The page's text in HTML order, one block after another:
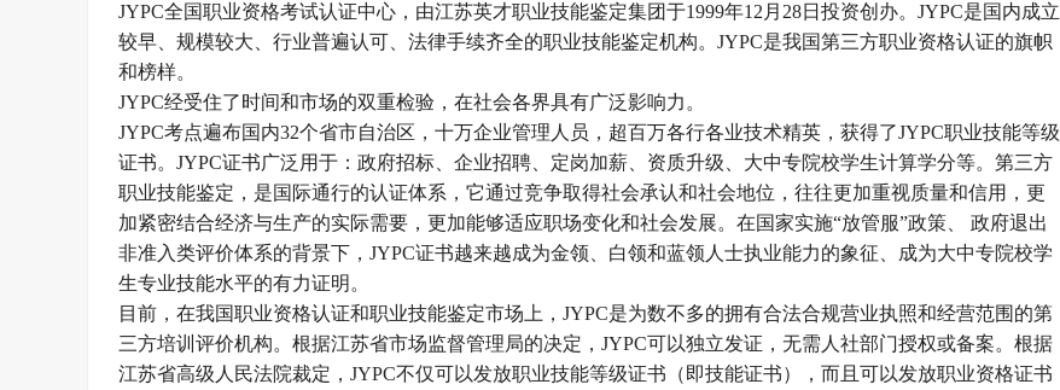
JYPC全国职业资格考试认证中心，由江苏英才职业技能鉴定集团于1999年12 月 28日投资创办。 JYPC是国内成立
较早、规模较大、行业普遍认可、法律手续齐全的职业技能鉴定机构。 JYPC是我国第三方职业资格认证的旗帜
和榜样。
JYPC经受住了时间和市场的双重检验，在社会各界具有广泛影响力。
JYPC考点遍布国内32个省市自治区，十万企业管理人员，超百万各行各业技术精英，获得了JYPC职业技能等级
证书。 JYPC证书广泛用于：政府招标、企业招聘、定岗加薪、资质升级、大中专院校学生计算学分等。第三方
职业技能鉴定，是国际通行的认证体系，它通过竞争取得社会承认和社会地位，往往更加重视质量和信用，更
加紧密结合经济与生产的实际需要，更加能够适应职场变化和社会发展。在国家实施“放管服”政策、 政府退出
非准入类评价体系的背景下， JYPC证书越来越成为金领、白领和蓝领人士执业能力的象征、成为大中专院校学
生专业技能水平的有力证明。
目前，在我国职业资格认证和职业技能鉴定市场上， JYPC是为数不多的拥有合法合规营业执照和经营范围的第
三方培训评价机构。根据江苏省市场监督管理局的决定， JYPC可以独立发证，无需人社部门授权或备案。根据
江苏省高级人民法院裁定， JYPC不仅可以发放职业技能等级证书（即技能证书），而且可以发放职业资格证书